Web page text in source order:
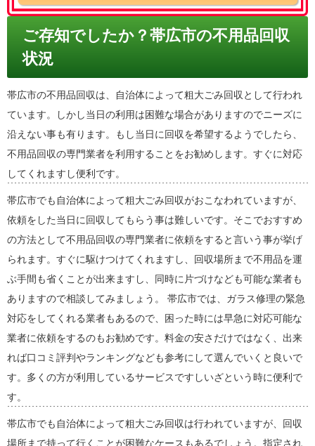
ご存知でしたか？帯広市の不用品回収
状況
帯広市の不用品回収は、自治体によって粗大ごみ回収として行われ
ています。しかし当日の利用は困難な場合がありますのでニーズに
沿えない事も有ります。もし当日に回収を希望するようでしたら、
不用品回収の専門業者を利用することをお勧めします。すぐに対応
してくれますし便利です。
帯広市でも自治体によって粗大ごみ回収がおこなわれていますが、
依頼をした当日に回収してもらう事は難しいです。そこでおすすめ
の方法として不用品回収の専門業者に依頼をすると言いう事が挙げ
られます。すぐに駆けつけてくれますし、回収場所まで不用品を運
ぶ手間も省くことが出来ますし、同時に片づけなども可能な業者も
ありますので相談してみましょう。 帯広市では、ガラス修理の緊急
対応をしてくれる業者もあるので、困った時には早急に対応可能な
業者に依頼をするのもお勧めです。料金の安さだけではなく、出来
れば口コミ評判やランキングなども参考にして選んでいくと良いで
す。多くの方が利用しているサービスですしいざという時に便利で
す。
帯広市でも自治体によって粗大ごみ回収は行われていますが、回収
場所まで持って行くことが困難なケースもあるでしょう。指定され